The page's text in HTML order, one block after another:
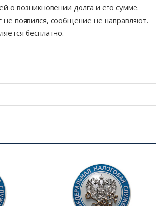
о возникновении долга и его сумме.
появился, сообщение не направляют.
бесплатно.